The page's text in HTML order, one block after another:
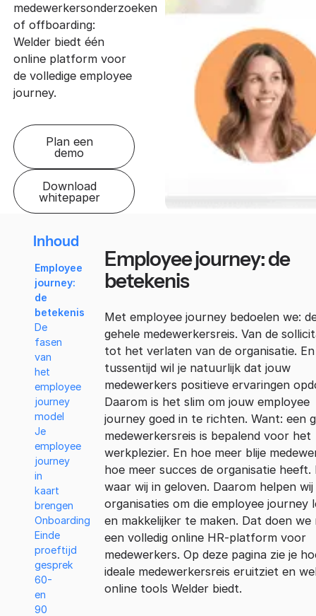
medewerkersonderzoeken
of offboarding:
Welder biedt één
online platform voor
de volledige employee
journey.
Plan een
demo
Download
whitepaper
Inhoud
Employee
journey:
de
betekenis
De
fasen
van
het
employee
journey
model
Je
employee
journey
in
kaart
brengen
Onboarding
Einde
proeftijd
gesprek
60-
en
90
Employee journey: de
betekenis
Met employee journey bedoelen we:
gehele medewerkersreis. Van de
tot het verlaten van de organisatie. En
tussentijd wil je natuurlijk dat jouw
medewerkers positieve ervaringen
Daarom is het slim om jouw employee
journey goed in te richten. Want: een
medewerkersreis is bepalend voor het
werkplezier. En hoe meer blije
hoe meer succes de organisatie heeft.
waar wij in geloven. Daarom helpen wij
organisaties om die employee journey
en makkelijker te maken. Dat doen we
een volledig online HR-platform voor
medewerkers. Op deze pagina zie je
ideale medewerkersreis eruitziet en
online tools Welder biedt.